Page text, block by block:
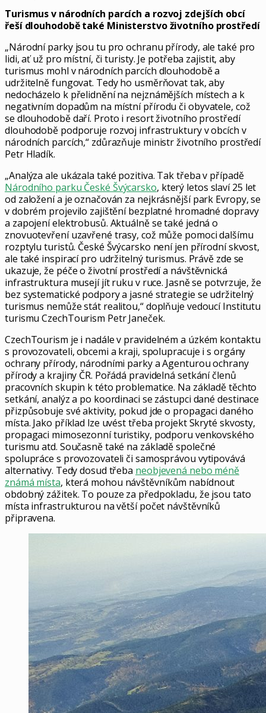
Turismus v národních parcích a rozvoj zdejších obcí
řeší dlouhodobě také Ministerstvo životního prostředí
„Národní parky jsou tu pro ochranu přírody, ale také pro
lidi, ať už pro místní, či turisty. Je potřeba zajistit, aby
turismus mohl v národních parcích dlouhodobě a
udržitelně fungovat. Tedy ho usměrňovat tak, aby
nedocházelo k přelidnění na nejznámějších místech a k
negativním dopadům na místní přírodu či obyvatele, což
se dlouhodobě daří. Proto i resort životního prostředí
dlouhodobě podporuje rozvoj infrastruktury v obcích v
národních parcích,“ zdůrazňuje ministr životního prostředí
Petr Hladík.
„Analýza ale ukázala také pozitiva. Tak třeba v případě
Národního parku České Švýcarsko, který letos slaví 25 let
od založení a je označován za nejkrásnější park Evropy, se
v dobrém projevilo zajištění bezplatné hromadné dopravy
a zapojení elektrobusů. Aktuálně se také jedná o
znovuotevření uzavřené trasy, což může pomoci dalšímu
rozptylu turistů. České Švýcarsko není jen přírodní skvost,
ale také inspirací pro udržitelný turismus. Právě zde se
ukazuje, že péče o životní prostředí a návštěvnická
infrastruktura musejí jít ruku v ruce. Jasně se potvrzuje, že
bez systematické podpory a jasné strategie se udržitelný
turismus nemůže stát realitou,“ doplňuje vedoucí Institutu
turismu CzechTourism Petr Janeček.
CzechTourism je i nadále v pravidelném a úzkém kontaktu
s provozovateli, obcemi a kraji, spolupracuje i s orgány
ochrany přírody, národními parky a Agenturou ochrany
přírody a krajiny ČR. Pořádá pravidelná setkání členů
pracovních skupin k této problematice. Na základě těchto
setkání, analýz a po koordinaci se zástupci dané destinace
přizpůsobuje své aktivity, pokud jde o propagaci daného
místa. Jako příklad lze uvést třeba projekt Skryté skvosty,
propagaci mimosezonní turistiky, podporu venkovského
turismu atd. Současně také na základě společné
spolupráce s provozovateli či samosprávou vytipovává
alternativy. Tedy dosud třeba neobjevená nebo méně
známá místa, která mohou návštěvníkům nabídnout
obdobný zážitek. To pouze za předpokladu, že jsou tato
místa infrastrukturou na větší počet návštěvníků
připravena.